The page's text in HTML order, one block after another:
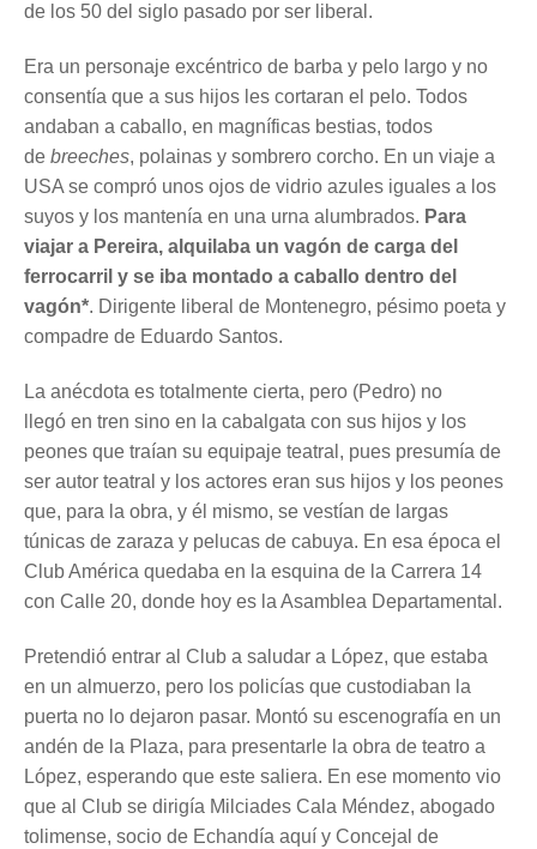
de los 50 del siglo pasado por ser liberal.
Era un personaje excéntrico de barba y pelo largo y no
consentía que a sus hijos les cortaran el pelo. Todos
andaban a caballo, en magníficas bestias, todos
de breeches, polainas y sombrero corcho. En un viaje a
USA se compró unos ojos de vidrio azules iguales a los
suyos y los mantenía en una urna alumbrados. Para
viajar a Pereira, alquilaba un vagón de carga del
ferrocarril y se iba montado a caballo dentro del
vagón*. Dirigente liberal de Montenegro, pésimo poeta y
compadre de Eduardo Santos.
La anécdota es totalmente cierta, pero (Pedro) no
llegó en tren sino en la cabalgata con sus hijos y los
peones que traían su equipaje teatral, pues presumía de
ser autor teatral y los actores eran sus hijos y los peones
que, para la obra, y él mismo, se vestían de largas
túnicas de zaraza y pelucas de cabuya. En esa época el
Club América quedaba en la esquina de la Carrera 14
con Calle 20, donde hoy es la Asamblea Departamental.
Pretendió entrar al Club a saludar a López, que estaba
en un almuerzo, pero los policías que custodiaban la
puerta no lo dejaron pasar. Montó su escenografía en un
andén de la Plaza, para presentarle la obra de teatro a
López, esperando que este saliera. En ese momento vio
que al Club se dirigía Milciades Cala Méndez, abogado
tolimense, socio de Echandía aquí y Concejal de